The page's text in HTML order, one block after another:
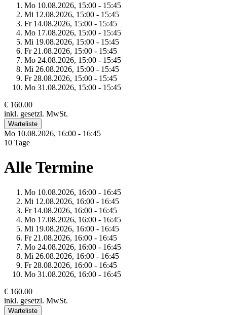
Mo 10.08.2026, 15:00 - 15:45
Mi 12.08.2026, 15:00 - 15:45
Fr 14.08.2026, 15:00 - 15:45
Mo 17.08.2026, 15:00 - 15:45
Mi 19.08.2026, 15:00 - 15:45
Fr 21.08.2026, 15:00 - 15:45
Mo 24.08.2026, 15:00 - 15:45
Mi 26.08.2026, 15:00 - 15:45
Fr 28.08.2026, 15:00 - 15:45
Mo 31.08.2026, 15:00 - 15:45
€ 160.00
inkl. gesetzl. MwSt.
Warteliste
Mo 10.08.2026, 16:00 - 16:45
10 Tage
Alle Termine
Mo 10.08.2026, 16:00 - 16:45
Mi 12.08.2026, 16:00 - 16:45
Fr 14.08.2026, 16:00 - 16:45
Mo 17.08.2026, 16:00 - 16:45
Mi 19.08.2026, 16:00 - 16:45
Fr 21.08.2026, 16:00 - 16:45
Mo 24.08.2026, 16:00 - 16:45
Mi 26.08.2026, 16:00 - 16:45
Fr 28.08.2026, 16:00 - 16:45
Mo 31.08.2026, 16:00 - 16:45
€ 160.00
inkl. gesetzl. MwSt.
Warteliste